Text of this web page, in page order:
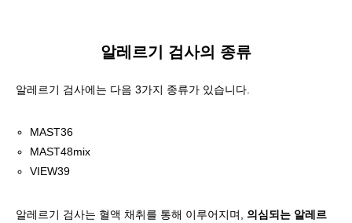
알레르기 검사의 종류
알레르기 검사에는 다음 3가지 종류가 있습니다.
MAST36
MAST48mix
VIEW39
알레르기 검사는 혈액 채취를 통해 이루어지며, 의심되는 알레르